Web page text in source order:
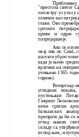
"престола светог
пиластру уз улаз у
означен као
глави. Ово
српских
цркве и одраз
патријаршије.
Ако се
овај лик св. Саве,
настале убрзо
када је њено
вратима на
учињено 1565.
године).
Репертоар
угледних
пустињаци:
Гаврило
неки српски
балканских
припрате да би се
углед њених
складу са
испод њих,